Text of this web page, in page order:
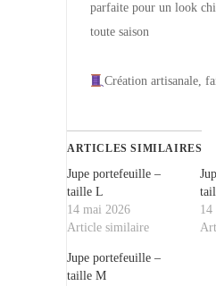
parfaite pour un look
toute saison
Création artisanale,
ARTICLES SIMILAIRES
Jupe portefeuille –
taille L
14 mai 2026
Article similaire
14
Jupe portefeuille –
taille M